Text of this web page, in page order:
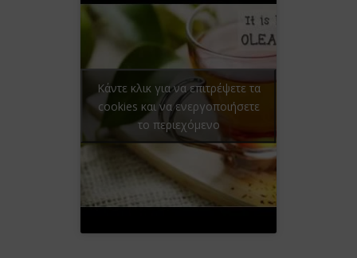
Κάντε κλικ για να επιτρέψετε τα
cookies και να ενεργοποιήσετε
το περιεχόμενο